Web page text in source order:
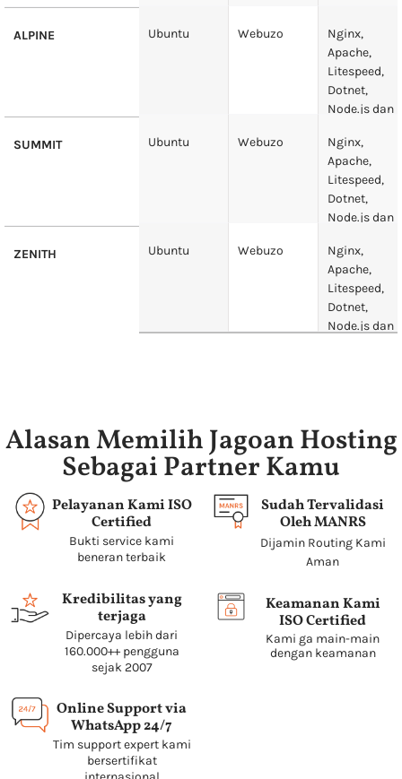
ALPINE
SUMMIT
ZENITH
Ubuntu
Ubuntu
Ubuntu
Webuzo
Webuzo
Webuzo
Nginx,
Apache,
Litespeed,
Dotnet,
Node.js dan
Nginx,
Apache,
Litespeed,
Dotnet,
Node.js dan
Nginx,
Apache,
Litespeed,
Dotnet,
Node.js dan
Alasan Memilih Jagoan Hosting
Sebagai Partner Kamu
Pelayanan Kami ISO
Certified
Bukti service kami
beneran terbaik
Sudah Tervalidasi
Oleh MANRS
Dijamin Routing Kami
Aman
Kredibilitas yang
terjaga
Dipercaya lebih dari
160.000++ pengguna
sejak 2007
Keamanan Kami
ISO Certified
Kami ga main-main
dengan keamanan
Online Support via
WhatsApp 24/7
Tim support expert kami
bersertifikat